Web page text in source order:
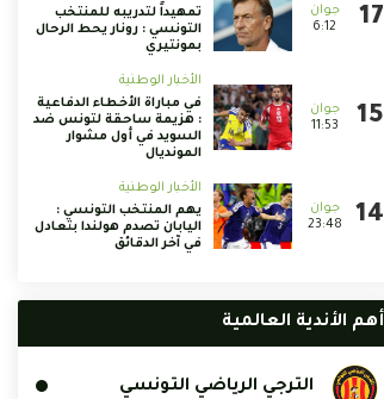
6:12
تمهيداً لتدريبه للمنتخب
التونسي : رونار يحط الرحال
بمونتيري
11:53
الأخبار الوطنية
في مباراة الأخطاء الدفاعية
: هزيمة ساحقة لتونس ضد
السويد في أول مشوار
المونديال
23:48
الأخبار الوطنية
يهم المنتخب التونسي :
اليابان تصدم هولندا بتعادل
في آخر الدقائق
أهم الأندية العالمية
الترجي الرياضي التونسي